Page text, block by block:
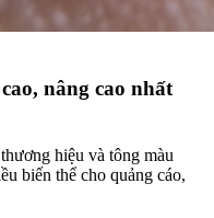
nâng cao nhất
hiệu và tông màu
biến thể cho quảng cáo,